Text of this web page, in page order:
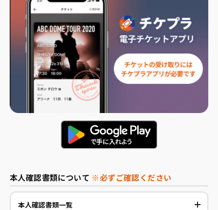
本人確認書類について ※必ずご確認ください
本人確認書類一覧